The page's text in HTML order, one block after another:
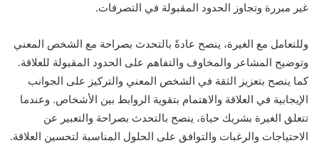
غير مبررة وتجاوز الحدود المقبولة في التصرفات.
وللتعامل مع الغيرة، ينصح عادةً بالتحدث بصراحة مع الشخص المعني
وتوضيح المشاعر والمخاوف والتفاهم على الحدود المقبولة للعلاقة.
كما ينصح بتعزيز الثقة في الشخص المعني والتركيز على الجوانب
الإيجابية في العلاقة والاهتمام بتقوية الروابط بين الأشخاص. وعندما
تتعلق الغيرة بشريك حياة، ينصح بالتحدث بصراحة والتعبير عن
الاحتياجات والرغبات والتوافق على الحلول المناسبة لتحسين العلاقة.